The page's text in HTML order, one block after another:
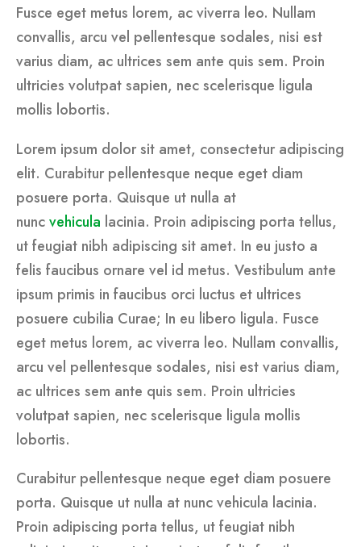
Fusce eget metus lorem, ac viverra leo. Nullam
convallis, arcu vel pellentesque sodales, nisi est
varius diam, ac ultrices sem ante quis sem. Proin
ultricies volutpat sapien, nec scelerisque ligula
mollis lobortis.
Lorem ipsum dolor sit amet, consectetur adipiscing
elit. Curabitur pellentesque neque eget diam
posuere porta. Quisque ut nulla at
nuncvehicula lacinia. Proin adipiscing porta tellus,
ut feugiat nibh adipiscing sit amet. In eu justo a
felis faucibus ornare vel id metus. Vestibulum ante
ipsum primis in faucibus orci luctus et ultrices
posuere cubilia Curae; In eu libero ligula. Fusce
eget metus lorem, ac viverra leo. Nullam convallis,
arcu vel pellentesque sodales, nisi est varius diam,
ac ultrices sem ante quis sem. Proin ultricies
volutpat sapien, nec scelerisque ligula mollis
lobortis.
Curabitur pellentesque neque eget diam posuere
porta. Quisque ut nulla at nunc vehicula lacinia.
Proin adipiscing porta tellus, ut feugiat nibh